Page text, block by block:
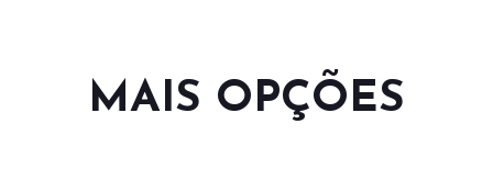
MAIS OPÇÕES